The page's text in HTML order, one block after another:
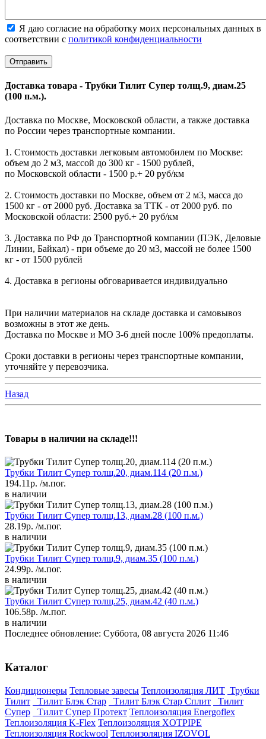
Я даю согласие на обработку моих персональных данных в
соответствии с политикой конфиденциальности
Доставка товара - Трубки Тилит Супер толщ.9, диам.25
(100 п.м.).
Доставка по Москве, Московской области, а также доставка
по России через транспортные компании.
1. Стоимость доставки легковым автомобилем по Москве:
объем до 2 м3, массой до 300 кг - 1500 рублей,
по Московской области - 1500 р.+ 20 руб/км
2. Стоимость доставки по Москве, объем от 2 м3, масса до
1500 кг - от 2000 руб. Доставка за ТТК - от 2000 руб. по
Московской области: 2500 руб.+ 20 руб/км
3. Доставка по РФ до Транспортной компании (ПЭК, Деловые
Линии, Байкал) - при объеме до 20 м3, массой не более 1500
кг - от 1500 рублей
4. Доставка в регионы обговаривается индивидуально
При наличии материалов на складе доставка и самовывоз
возможны в этот же день.
Доставка по Москве и МО 3-6 дней после 100% предоплаты.
Сроки доставки в регионы через транспортные компании,
уточняйте у перевозчика.
Назад
Товары в наличии на складе!!!
Трубки Тилит Супер толщ.20, диам.114 (20 п.м.)
194.11р. /м.пог.
в наличии
Трубки Тилит Супер толщ.13, диам.28 (100 п.м.)
28.19р. /м.пог.
в наличии
Трубки Тилит Супер толщ.9, диам.35 (100 п.м.)
24.99р. /м.пог.
в наличии
Трубки Тилит Супер толщ.25, диам.42 (40 п.м.)
106.58р. /м.пог.
в наличии
Последнее обновление: Суббота, 08 августа 2026 11:46
Каталог
Кондиционеры Тепловые завесы Теплоизоляция ЛИТ Трубки
Тилит
Тилит Блэк Стар Тилит Блэк Стар Сплит
Тилит
Супер
Тилит Супер Протект Теплоизоляция Energoflex
Теплоизоляция K-Flex Теплоизоляция XOTPIPE
Теплоизоляция Rockwool Теплоизоляция IZOVOL